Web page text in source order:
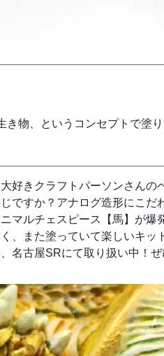
き物、というコンセプトで塗
好きクラフトパーソンさんの
ですか？アナログ造形にこだ
マルチェスピース【馬】が爆
、また塗っていて楽しいキッ
名古屋SRにて取り扱い中！